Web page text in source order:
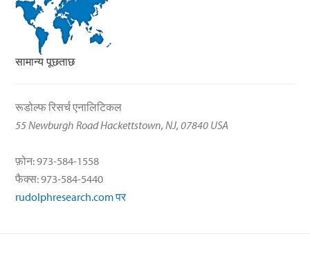
सामान्य पूछताछ
रूडोल्फ रिसर्च एनालिटिकल
55 Newburgh Road Hackettstown, NJ, 07840 USA
फ़ोन: 973-584-1558
फैक्स: 973-584-5440
rudolphresearch.com पर